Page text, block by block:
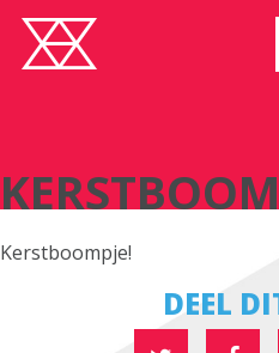
Kerstboompje!
DEEL